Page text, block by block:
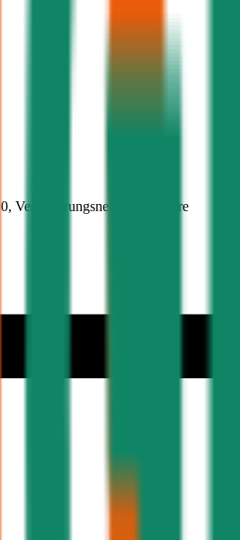
0, Versicherungsnehmer 30 Jahre